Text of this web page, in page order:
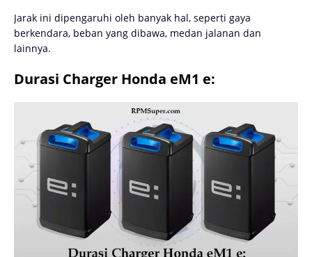
Jarak ini dipengaruhi oleh banyak hal, seperti gaya
berkendara, beban yang dibawa, medan jalanan dan
lainnya.
Durasi Charger Honda eM1 e: